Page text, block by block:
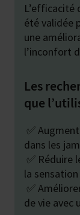
L’efficacité
été validée
une
l’inconfort
Les
que
✅
dans les
✅ Réduire
la
✅
de vie avec